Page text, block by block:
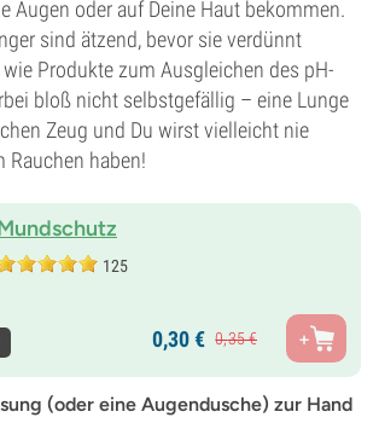
Augen oder auf Deine Haut bekommen.
sind ätzend, bevor sie verdünnt
Produkte zum Ausgleichen des pH-
bloß nicht selbstgefällig – eine Lunge
Zeug und Du wirst vielleicht nie
Rauchen haben!
125
0,30€ 0,35€
(oder eine Augendusche) zur Hand